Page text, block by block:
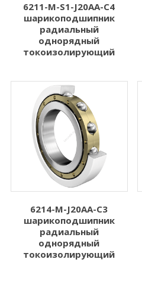
6211-M-S1-J20AA-C4
шарикоподшипник
радиальный
однорядный
токоизолирующий
6214-M-J20AA-C3
шарикоподшипник
радиальный
однорядный
токоизолирующий